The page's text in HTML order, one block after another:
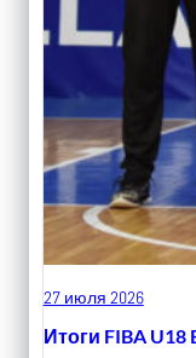
27 июля 2026
Итоги FIBA U18